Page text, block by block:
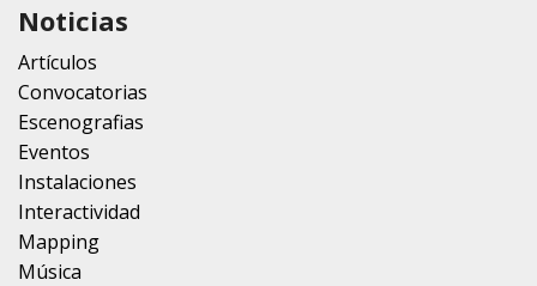
Noticias
Artículos
Convocatorias
Escenografias
Eventos
Instalaciones
Interactividad
Mapping
Música